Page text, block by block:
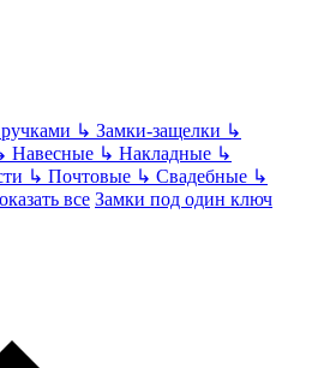
↳ Замки-защелки ↳
Навесные ↳ Накладные ↳
↳ Почтовые ↳ Свадебные ↳
все Замки под один ключ